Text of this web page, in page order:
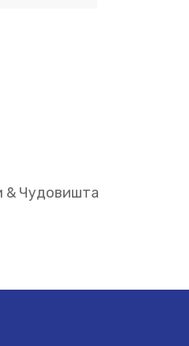
& Чудовишта